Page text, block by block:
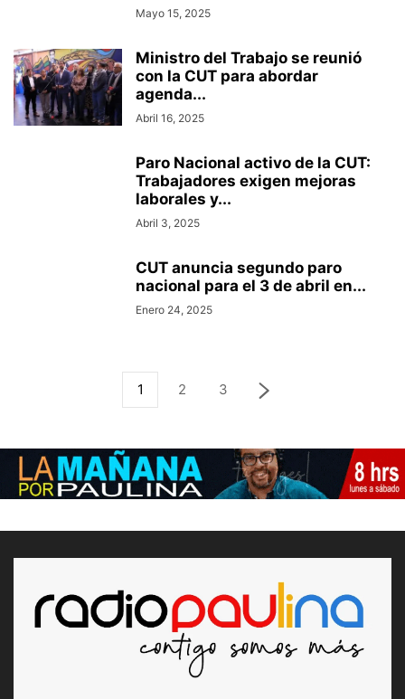
Mayo 15, 2025
Ministro del Trabajo se reunió
con la CUT para abordar
agenda...
Abril 16, 2025
Paro Nacional activo de la CUT:
Trabajadores exigen mejoras
laborales y...
Abril 3, 2025
CUT anuncia segundo paro
nacional para el 3 de abril en...
Enero 24, 2025
1 2 3